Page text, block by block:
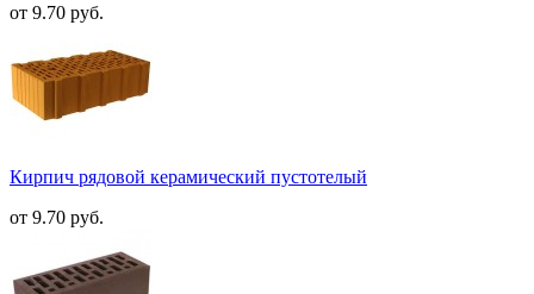
от 9.70 руб.
Кирпич рядовой керамический пустотелый
от 9.70 руб.